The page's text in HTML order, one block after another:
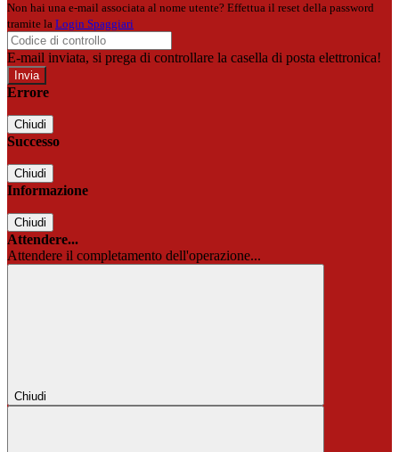
Non hai una e-mail associata al nome utente? Effettua il reset della password
tramite la Login Spaggiari
E-mail inviata, si prega di controllare la casella di posta elettronica!
Errore
Chiudi
Successo
Chiudi
Informazione
Chiudi
Attendere...
Attendere il completamento dell'operazione...
Chiudi